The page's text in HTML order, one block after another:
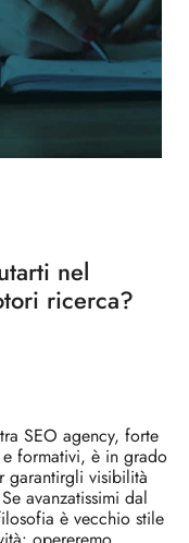
nel
ricerca?
SEO agency, forte
formativi, è in grado
garantirgli visibilità
avanzatissimi dal
è vecchio stile